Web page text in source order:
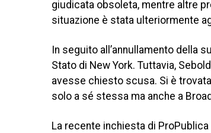
giudicata obsoleta, mentre altre
situazione è stata ulteriormente
In seguito all’annullamento della
Stato di New York. Tuttavia,
avesse chiesto scusa. Si è
solo a sé stessa ma anche a
La recente inchiesta di